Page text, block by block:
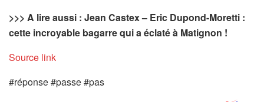
>>> A lire aussi : Jean Castex – Eric Dupond-Moretti :
cette incroyable bagarre qui a éclaté à Matignon !
Source link
#réponse #passe #pas